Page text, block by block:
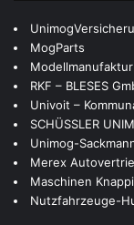
MogParts
Modellmanufaktur
RKF – BLESES
Univoit –
SCHÜSSLER
Unimog-
Merex
Maschinen
Nutzfahrzeuge-